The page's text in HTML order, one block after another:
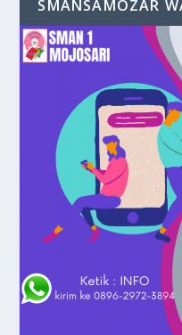
SMANSAMOZAR